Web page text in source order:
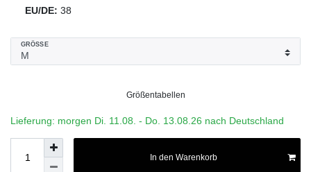
EU/DE: 38
GRÖSSE
Größentabellen
Lieferung: morgen Di. 11.08. - Do. 13.08.26 nach Deutschland
In den Warenkorb